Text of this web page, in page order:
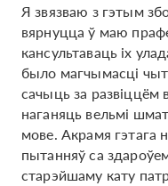
Я звязваю з гэтым
вярнуцца ў маю
кансультаваць іх
было магчымасці
сачыць за развіццём
наганяць вельмі
мове. Акрамя гэтага
пытанняў са
старэйшаму кату